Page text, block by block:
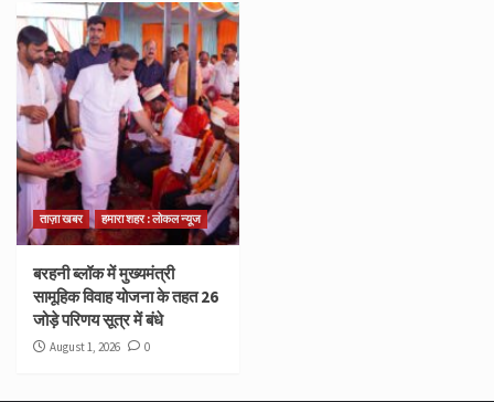
ताज़ा खबर हमारा शहर : लोकल न्यूज
बरहनी ब्लॉक में मुख्यमंत्री
सामूहिक विवाह योजना के तहत 26
जोड़े परिणय सूत्र में बंधे
August 1, 2026 0